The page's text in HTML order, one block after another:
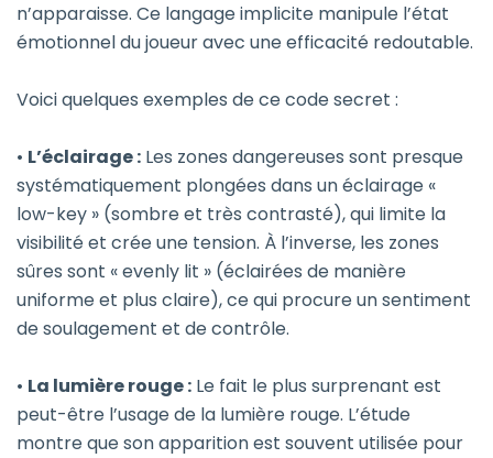
n’apparaisse. Ce langage implicite manipule l’état
émotionnel du joueur avec une efficacité redoutable.
Voici quelques exemples de ce code secret :
• L’éclairage : Les zones dangereuses sont presque
systématiquement plongées dans un éclairage «
low-key » (sombre et très contrasté), qui limite la
visibilité et crée une tension. À l’inverse, les zones
sûres sont « evenly lit » (éclairées de manière
uniforme et plus claire), ce qui procure un sentiment
de soulagement et de contrôle.
• La lumière rouge : Le fait le plus surprenant est
peut-être l’usage de la lumière rouge. L’étude
montre que son apparition est souvent utilisée pour